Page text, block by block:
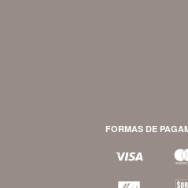
FORMAS DE